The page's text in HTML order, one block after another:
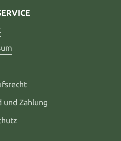
und Zahlung